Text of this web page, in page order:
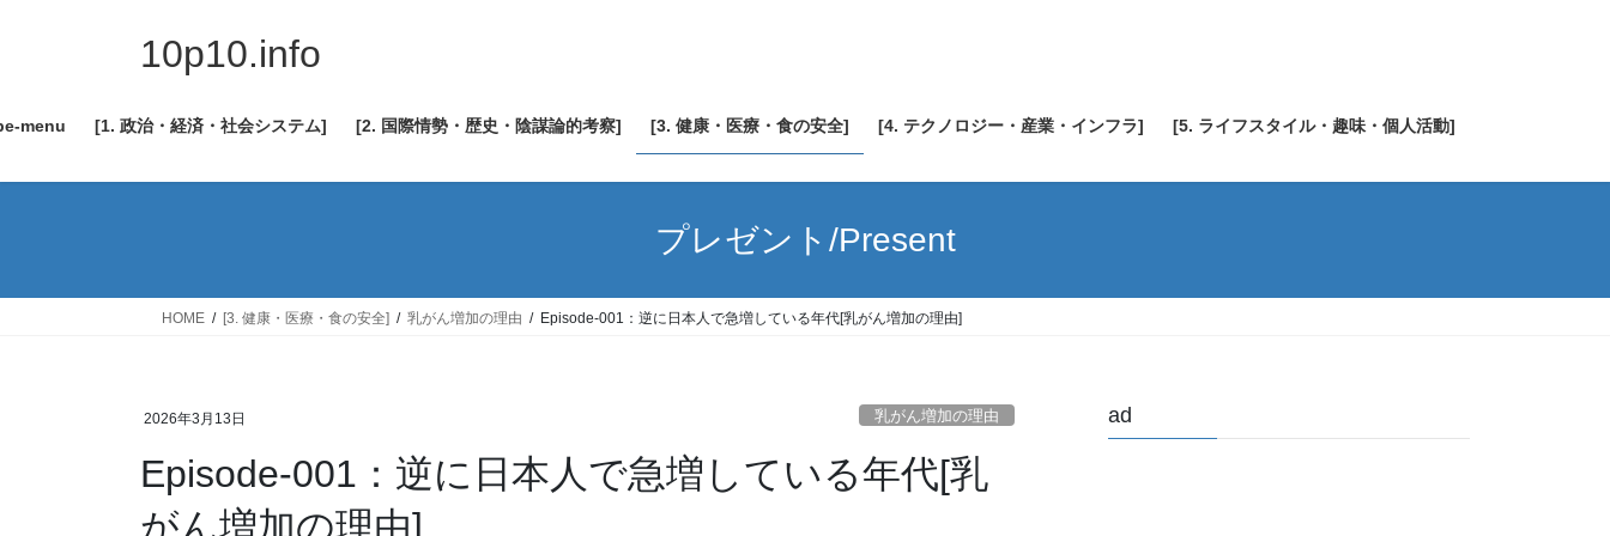
ツ
ス
シ
ン
10p10.info
menu [1. 政治・経済・社会システム] [2. 国際情勢・歴史・陰謀論的考察] [3. 健康・医療・食の安全] [4. テクノロジー・産業・インフラ] [5. ライフスタイル・趣味・個人活動]
プレゼント/Present
HOME [3. 健康・医療・食の安全] 乳がん増加の理由 Episode-001：逆に日本人で急増している年代[乳がん増加の理由]
2026年3月13日 乳がん増加の理由
Episode-001：逆に日本人で急増している年代[乳
がん増加の理由]
ad